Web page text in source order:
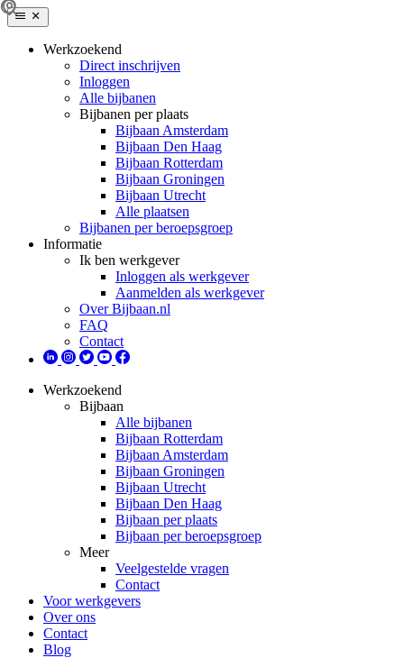
Werkzoekend
Direct inschrijven
Inloggen
Alle bijbanen
Bijbanen per plaats
Bijbaan Amsterdam
Bijbaan Den Haag
Bijbaan Rotterdam
Bijbaan Groningen
Bijbaan Utrecht
Alle plaatsen
Bijbanen per beroepsgroep
Informatie
Ik ben werkgever
Inloggen als werkgever
Aanmelden als werkgever
Over Bijbaan.nl
FAQ
Contact
Werkzoekend
Bijbaan
Alle bijbanen
Bijbaan Rotterdam
Bijbaan Amsterdam
Bijbaan Groningen
Bijbaan Utrecht
Bijbaan Den Haag
Bijbaan per plaats
Bijbaan per beroepsgroep
Meer
Veelgestelde vragen
Contact
Voor werkgevers
Over ons
Contact
Blog